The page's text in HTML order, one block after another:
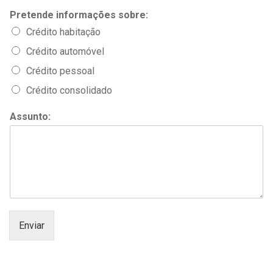
Pretende informações sobre:
Crédito habitação
Crédito automóvel
Crédito pessoal
Crédito consolidado
Assunto:
Enviar